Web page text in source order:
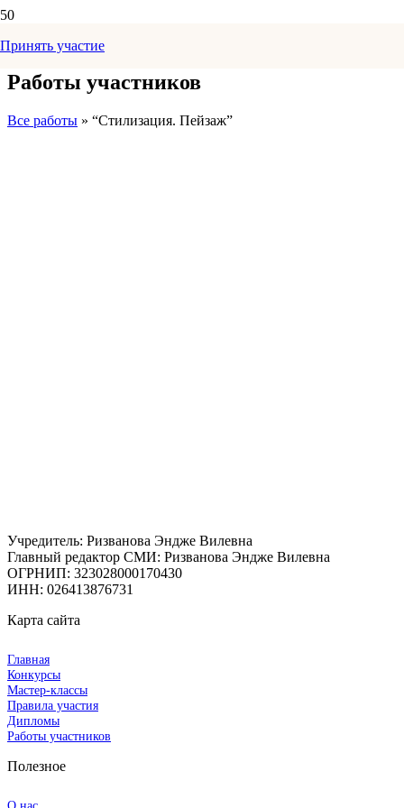
Принять участие
Работы участников
Все работы » “Стилизация. Пейзаж”
Учредитель: Ризванова Эндже Вилевна
Главный редактор СМИ: Ризванова Эндже Вилевна
ОГРНИП: 323028000170430
ИНН: 026413876731
Карта сайта
Главная
Конкурсы
Мастер-классы
Правила участия
Дипломы
Работы участников
Полезное